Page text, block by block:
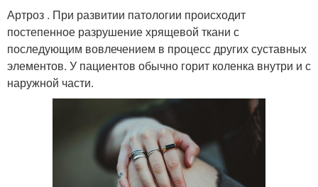
Артроз . При развитии патологии происходит
постепенное разрушение хрящевой ткани с
последующим вовлечением в процесс других суставных
элементов. У пациентов обычно горит коленка внутри и с
наружной части.